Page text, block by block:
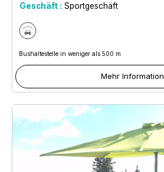
Geschäft : Sportgeschäft
Bushaltestelle in weniger als 500 m
Mehr Information